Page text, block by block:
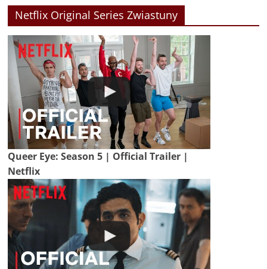
Netflix Original Series Zwiastuny
Queer Eye: Season 5 | Official Trailer |
Netflix